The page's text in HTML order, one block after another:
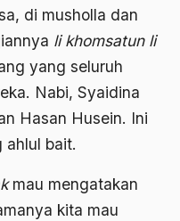
di musholla dan
li khomsatun li
yang seluruh
Nabi, Syaidina
Hasan Husein. Ini
ahlul bait.
mau mengatakan
kita mau